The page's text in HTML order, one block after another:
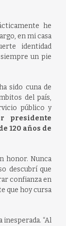
he
en mi casa
identidad
un pie
sido cuna de
del país,
público y
presidente
120 años de
honor. Nunca
descubrí que
confianza en
que hoy cursa
“Al